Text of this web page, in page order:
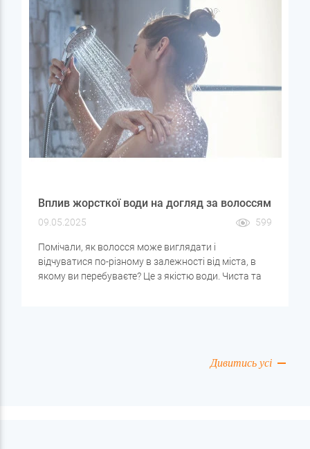
Вплив жорсткої води на догляд за волоссям
09.05.2025 599
Помічали, як волосся може виглядати і
відчуватися по-різному в залежності від міста, в
якому ви перебуваєте? Це з якістю води. Чиста та
Дивитись усі